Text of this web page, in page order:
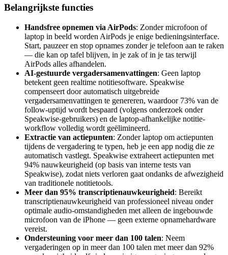
Belangrijkste functies
Handsfree opnemen via AirPods: Zonder microfoon of
laptop in beeld worden AirPods je enige bedieningsinterface.
Start, pauzeer en stop opnames zonder je telefoon aan te raken
— die kan op tafel blijven, in je zak of in je tas terwijl
AirPods alles afhandelen.
AI-gestuurde vergadersamenvattingen: Geen laptop
betekent geen realtime notitiesoftware. Speakwise
compenseert door automatisch uitgebreide
vergadersamenvattingen te genereren, waardoor 73% van de
follow-uptijd wordt bespaard (volgens onderzoek onder
Speakwise-gebruikers) en de laptop-afhankelijke notitie-
workflow volledig wordt geëlimineerd.
Extractie van actiepunten: Zonder laptop om actiepunten
tijdens de vergadering te typen, heb je een app nodig die ze
automatisch vastlegt. Speakwise extraheert actiepunten met
94% nauwkeurigheid (op basis van interne tests van
Speakwise), zodat niets verloren gaat ondanks de afwezigheid
van traditionele notitietools.
Meer dan 95% transcriptienauwkeurigheid: Bereikt
transcriptienauwkeurigheid van professioneel niveau onder
optimale audio-omstandigheden met alleen de ingebouwde
microfoon van de iPhone — geen externe opnamehardware
vereist.
Ondersteuning voor meer dan 100 talen: Neem
vergaderingen op in meer dan 100 talen met meer dan 92%